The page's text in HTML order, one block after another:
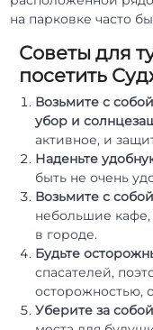
на парковке часто
Советы для
посетить
Возьмите с
убор и
активное, и
Наденьте
быть не очень
Возьмите с
небольшие
в городе.
Будьте
спасателей,
осторожностью,
Уберите за